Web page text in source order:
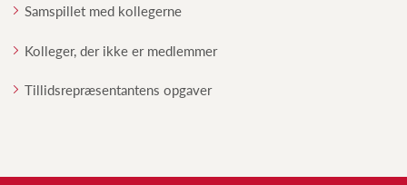
Samspillet med kollegerne
Kolleger, der ikke er medlemmer
Tillidsrepræsentantens opgaver